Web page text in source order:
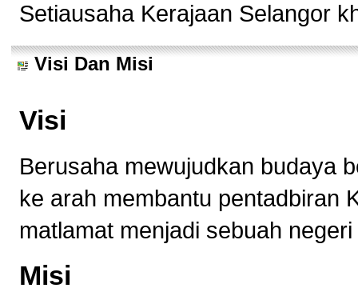
Setiausaha Kerajaan Selangor
Visi Dan Misi
Visi
Berusaha mewujudkan budaya
ke arah membantu pentadbiran
matlamat menjadi sebuah
Misi